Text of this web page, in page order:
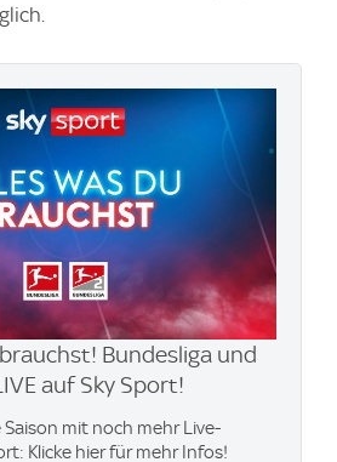
Bundesliga und
auf Sky Sport!
mit noch mehr Live-
Klicke hier für mehr Infos!